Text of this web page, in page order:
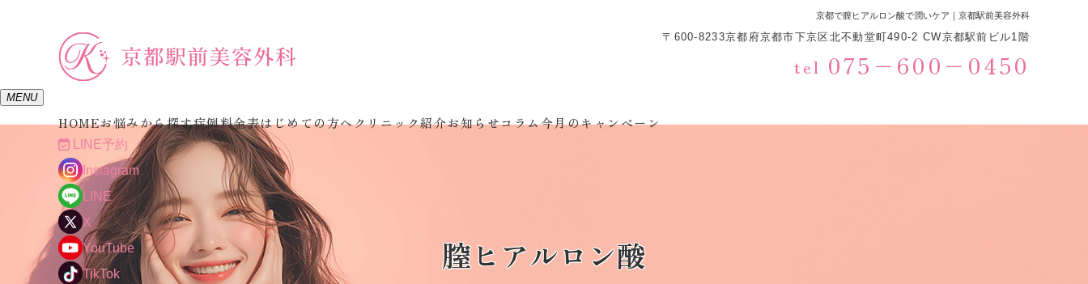
京都で膣ヒアルロン酸で潤いケア｜京都駅前美容外科
〒600-8233京都府京都市下京区北不動堂町490-2 CW京都駅前ビル1階
tel 075−600−0450
MENU
HOMEお悩みから探す症例料金表はじめての方へクリニック紹介お知らせコラム今月のキャンペーン
LINE予約
Instagram
LINE
X
YouTube
TikTok
膣ヒアルロン酸